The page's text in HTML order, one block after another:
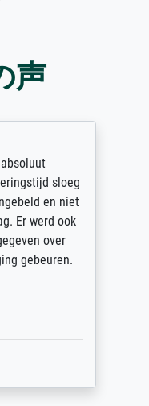
声
Leinwanddrucks und
Bild wurde sehr
so dass es
ankam. Es wird nicht
sein. Vielen